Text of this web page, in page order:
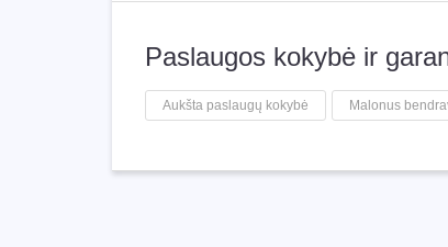
Paslaugos kokybė ir
Aukšta paslaugų kokybė Malonus